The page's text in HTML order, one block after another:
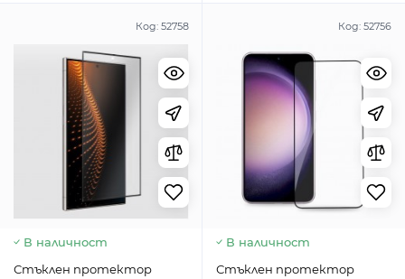
Код: 52758
В наличност
Стъклен протектор
Код: 52756
В наличност
Стъклен протектор